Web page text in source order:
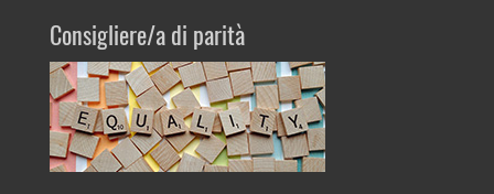
Consigliere/a di parità